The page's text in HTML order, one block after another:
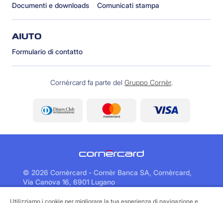
Documenti e downloads
Comunicati stampa
AIUTO
Formulario di contatto
Cornèrcard fa parte del Gruppo Cornèr.
© 2026 Cornèrcard - Cornèr Banca SA, Cornèrcard,
Via Canova 16, 6901 Lugano
Utilizziamo i cookie per migliorare la tua esperienza di navigazione e